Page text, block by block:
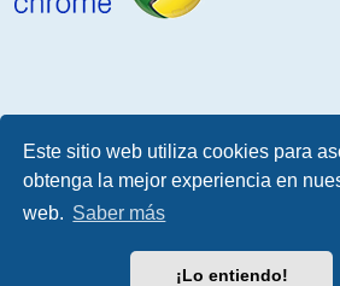
Este sitio web utiliza cookies para
obtenga la mejor experiencia en
web. Saber más
¡Lo entiendo!